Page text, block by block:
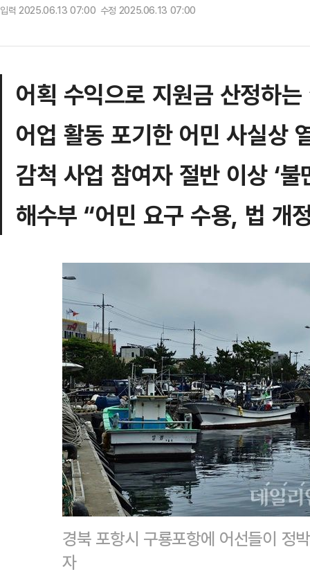
입력 2025.06.13 07:00 수정 2025.06.13 07:00
어획 수익으로 지원금 산정하는
어업 활동 포기한 어민 사실상
감척 사업 참여자 절반 이상 ‘불
해수부 “어민 요구 수용, 법 개
경북 포항시 구룡포항에 어선들이
자